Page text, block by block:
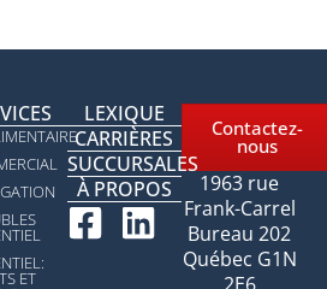
1963 rue
Frank-Carrel
Bureau 202
Québec G1N
Contactez-
nous
ET
LEXIQUE
CARRIÈRES
SUCCURSALES
À PROPOS